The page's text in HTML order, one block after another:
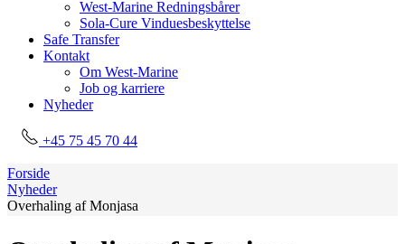
West-Marine Redningsbårer
Sola-Cure Vinduesbeskyttelse
Safe Transfer
Kontakt
Om West-Marine
Job og karriere
Nyheder
+45 75 45 70 44
Forside
Nyheder
Overhaling af Monjasa